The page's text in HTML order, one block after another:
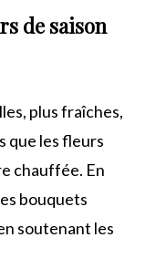
de saison
plus fraîches,
que les fleurs
chauffée. En
bouquets
soutenant les